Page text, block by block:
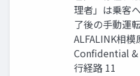
理者」は乗客
了後の手動運
ALFALINK相模
Confidential &
行経路 11